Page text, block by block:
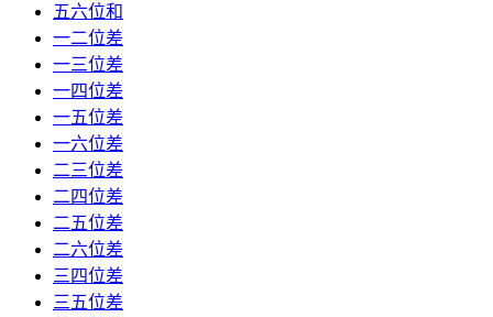
五六位和
一二位差
一三位差
一四位差
一五位差
一六位差
二三位差
二四位差
二五位差
二六位差
三四位差
三五位差